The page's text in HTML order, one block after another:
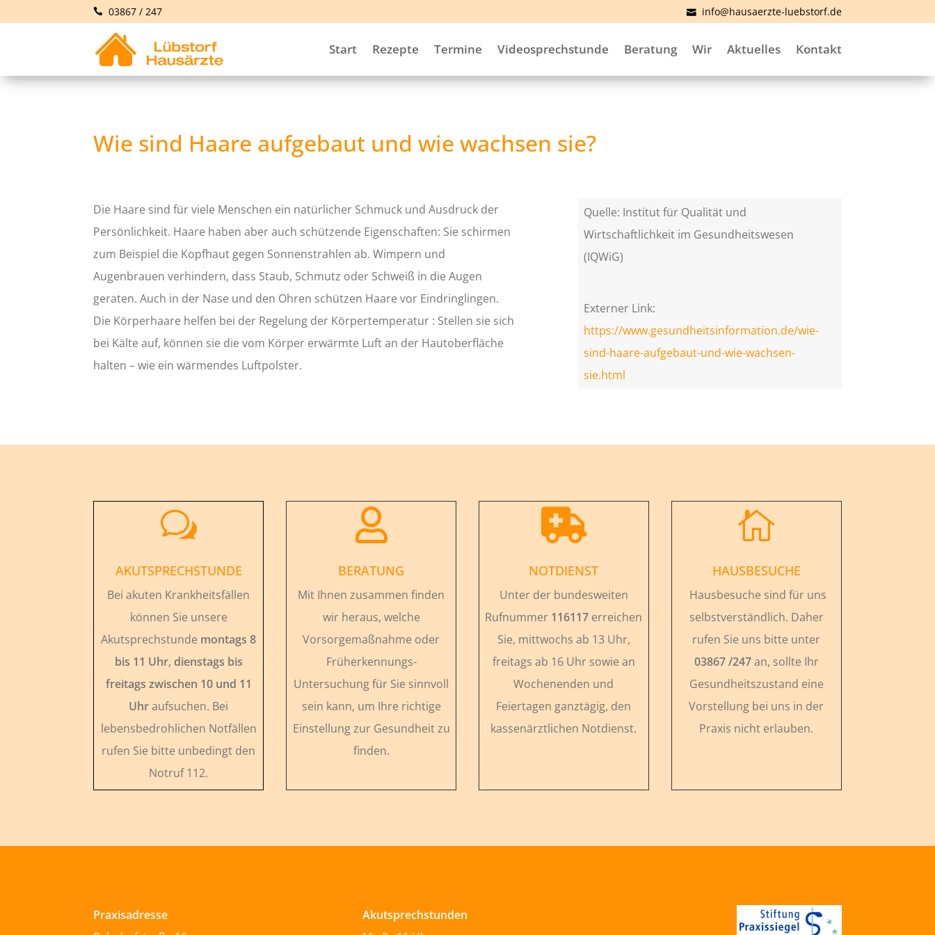
03867 / 247 info@hausaerzte-luebstorf.de
Start Rezepte Termine Videosprechstunde Beratung Wir Aktuelles Kontakt
Wie sind Haare aufgebaut und wie wachsen sie?
Die Haare sind für viele Menschen ein natürlicher Schmuck und Ausdruck der
Persönlichkeit. Haare haben aber auch schützende Eigenschaften: Sie schirmen
zum Beispiel die Kopfhaut gegen Sonnenstrahlen ab. Wimpern und
Augenbrauen verhindern, dass Staub, Schmutz oder Schweiß in die Augen
geraten. Auch in der Nase und den Ohren schützen Haare vor Eindringlingen.
Die Körperhaare helfen bei der Regelung der Körpertemperatur : Stellen sie sich
bei Kälte auf, können sie die vom Körper erwärmte Luft an der Hautoberfläche
halten – wie ein wärmendes Luftpolster.
Quelle: Institut für Qualität und
Wirtschaftlichkeit im Gesundheitswesen
(IQWiG)
Externer Link:
https://www.gesundheitsinformation.de/wie-
sind-haare-aufgebaut-und-wie-wachsen-
sie.html
w
AKUTSPRECHSTUNDE
Bei akuten Krankheitsfällen
können Sie unsere
Akutsprechstunde montags 8
bis 11 Uhr, dienstags bis
freitags zwischen 10 und 11
Uhraufsuchen. Bei
lebensbedrohlichen Notfällen
rufen Sie bitte unbedingt den
Notruf 112.

BERATUNG
Mit Ihnen zusammen finden
wir heraus, welche
Vorsorgemaßnahme oder
Früherkennungs-
Untersuchung für Sie sinnvoll
sein kann, um Ihre richtige
Einstellung zur Gesundheit zu
finden.

NOTDIENST
Unter der bundesweiten
Rufnummer 116117 erreichen
Sie, mittwochs ab 13 Uhr,
freitags ab 16 Uhr sowie an
Wochenenden und
Feiertagen ganztägig, den
kassenärztlichen Notdienst.

HAUSBESUCHE
Hausbesuche sind für uns
selbstverständlich. Daher
rufen Sie uns bitte unter
03867 /247an, sollte Ihr
Gesundheitszustand eine
Vorstellung bei uns in der
Praxis nicht erlauben.
Praxisadresse
Akutsprechstunden